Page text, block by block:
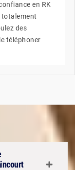
en RK
totalement
des
téléphoner